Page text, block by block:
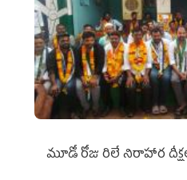
మూడో రోజు రిలే నిరాహార